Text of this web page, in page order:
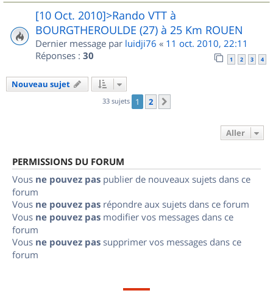
[10 Oct. 2010]>Rando VTT à
BOURGTHEROULDE (27) à 25 Km ROUEN
Dernier message par luidji76 « 11 oct. 2010, 22:11
Réponses : 30 1 2 3 4
Nouveau sujet
33 sujets 1 2
Aller
PERMISSIONS DU FORUM
Vous ne pouvez pas publier de nouveaux sujets dans ce
forum
Vous ne pouvez pas répondre aux sujets dans ce forum
Vous ne pouvez pas modifier vos messages dans ce
forum
Vous ne pouvez pas supprimer vos messages dans ce
forum